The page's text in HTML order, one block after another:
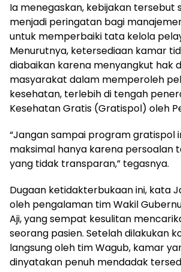
Ia menegaskan, kebijakan tersebut
menjadi peringatan bagi manajemen
untuk memperbaiki tata kelola
Menurutnya, ketersediaan kamar
diabaikan karena menyangkut hak
masyarakat dalam memperoleh
kesehatan, terlebih di tengah
Kesehatan Gratis (Gratispol) oleh
“Jangan sampai program gratispol
maksimal hanya karena persoalan
yang tidak transparan,” tegasnya.
Dugaan ketidakterbukaan ini, kata
oleh pengalaman tim Wakil
Aji, yang sempat kesulitan
seorang pasien. Setelah dilakukan
langsung oleh tim Wagub, kamar
dinyatakan penuh mendadak